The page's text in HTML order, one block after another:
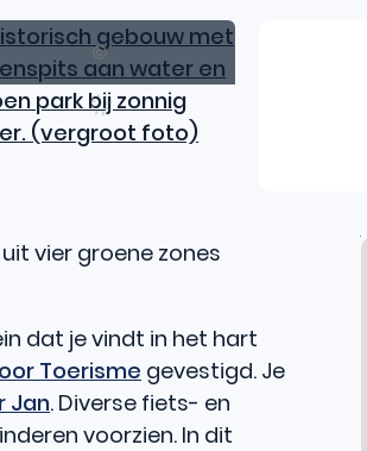
vier groene zones
dat je vindt in het hart
Toerisme gevestigd. Je
Jan. Diverse fiets- en
voorzien. In dit